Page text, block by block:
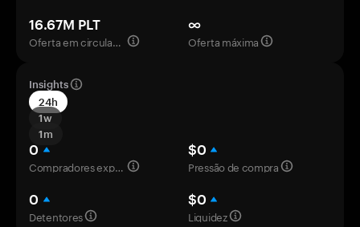
16.67M PLT
Oferta em circulação
∞
Oferta máxima
Insights
24h
1w
1m
0
Compradores experientes
$0
Pressão de compra
0
Detentores
$0
Liquidez